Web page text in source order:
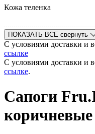
Кожа теленка
ПОКАЗАТЬ ВСЕ свернуть
С условиями доставки и
ссылке
С условиями доставки и
ссылке.
Сапоги
коричневые